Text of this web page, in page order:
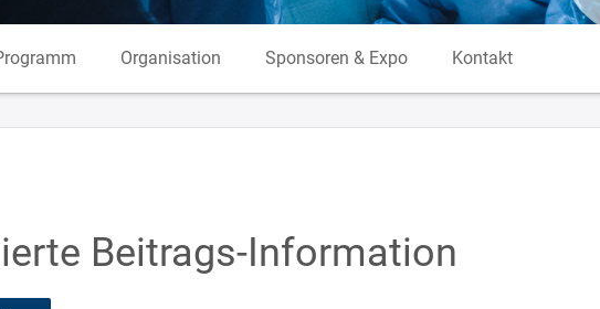
Organisation Sponsoren & Expo Kontakt
Beitrags-Information